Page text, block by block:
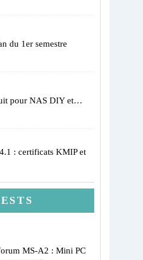
du 1er semestre
pour NAS DIY et…
: certificats KMIP et
MS-A2 : Mini PC